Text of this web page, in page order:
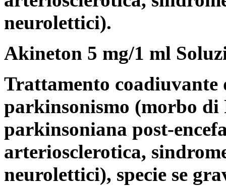
neurolettici).
Akineton 5 mg/1 ml
Trattamento
parkinsonismo (morbo di
parkinsoniana post-
arteriosclerotica,
neurolettici), specie se